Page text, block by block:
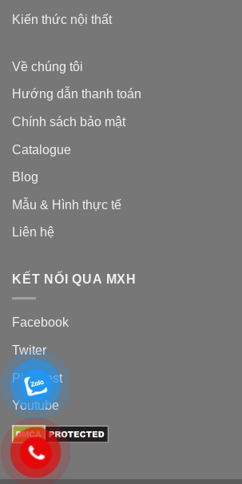
Kiến thức nội thất
Về chúng tôi
Hướng dẫn thanh toán
Chính sách bảo mật
Catalogue
Blog
Mẫu & Hình thực tế
Liên hệ
KẾT NỐI QUA MXH
Facebook
Twiter
Pinterest
Youtube